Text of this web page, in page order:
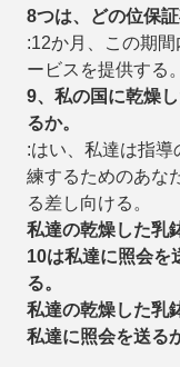
8つは、どの位保証
:12か月、この期
ービスを提供する。
9、私の国に乾燥
るか。
:はい、私達は指導
練するためのあな
る差し向ける。
私達の乾燥した乳
10は私達に照会を
る。
私達の乾燥した乳
私達に照会を送る